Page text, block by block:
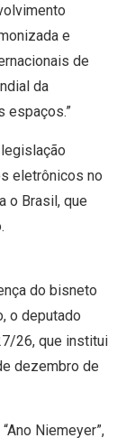
e
de
da
espaços.”
eletrônicos no
o Brasil, que
do bisneto
o deputado
26, que institui
dezembro de
Niemeyer”,